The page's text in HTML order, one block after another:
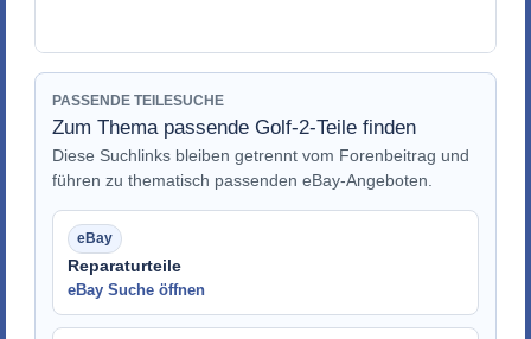
PASSENDE TEILESUCHE
Zum Thema passende Golf-2-Teile finden
Diese Suchlinks bleiben getrennt vom Forenbeitrag und
führen zu thematisch passenden eBay-Angeboten.
Reparaturteile
eBay Suche öffnen